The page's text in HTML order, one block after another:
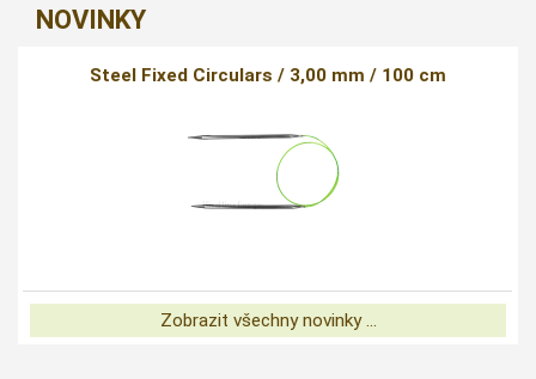
NOVINKY
Steel Fixed Circulars / 3,00 mm / 100 cm
Zobrazit všechny novinky ...